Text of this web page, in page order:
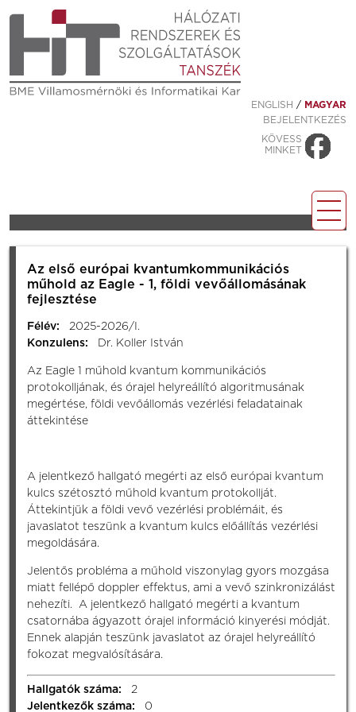
ENGLISH / MAGYAR
BEJELENTKEZÉS
KÖVESS
MINKET
Az első európai kvantumkommunikációs
műhold az Eagle - 1, földi vevőállomásának
fejlesztése
Félév:
2025-2026/I.
Konzulens:
Dr. Koller István
Az Eagle 1 műhold kvantum kommunikációs
protokolljának, és órajel helyreállító algoritmusának
megértése, földi vevőállomás vezérlési feladatainak
áttekintése
A jelentkező hallgató megérti az első európai kvantum
kulcs szétosztó műhold kvantum protokollját.
Áttekintjük a földi vevő vezérlési problémáit, és
javaslatot teszünk a kvantum kulcs előállítás vezérlési
megoldására.
Jelentős probléma a műhold viszonylag gyors mozgása
miatt fellépő doppler effektus, ami a vevő szinkronizálást
nehezíti. A jelentkező hallgató megérti a kvantum
csatornába ágyazott órajel információ kinyerési módját.
Ennek alapján teszünk javaslatot az órajel helyreállító
fokozat megvalósítására.
Hallgatók száma:
2
Jelentkezők száma:
0